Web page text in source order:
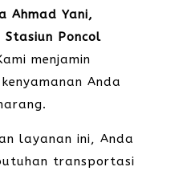
Ahmad Yani,
Poncol
menjamin
Anda
layanan ini, Anda
transportasi